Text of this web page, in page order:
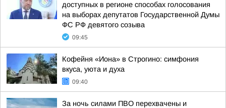
доступных в регионе способах голосования
на выборах депутатов Государственной Думы
ФС РФ девятого созыва
09:45
Кофейня «Иона» в Строгино: симфония
вкуса, уюта и духа
09:40
За ночь силами ПВО перехвачены и